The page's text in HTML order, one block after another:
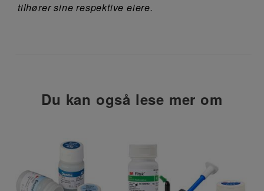
tilhører sine respektive eiere.
Du kan også lese mer om